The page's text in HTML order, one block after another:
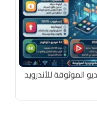
الموثوقة للأندرويد